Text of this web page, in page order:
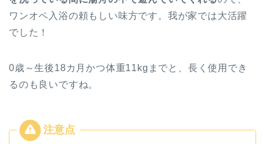
ワンオペ入浴の頼もしい味方です。我が家では大活躍
でした！
0歳～生後18カ月かつ体重11kgまでと、長く使用でき
るのも良いですね。